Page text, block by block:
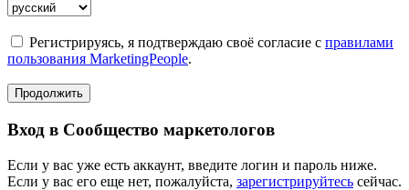
Регистрируясь, я подтверждаю своё согласие с правилами
пользования MarketingPeople.
Продолжить
Вход в Сообщество маркетологов
Если у вас уже есть аккаунт, введите логин и пароль ниже.
Если у вас его еще нет, пожалуйста, зарегистрируйтесь сейчас.